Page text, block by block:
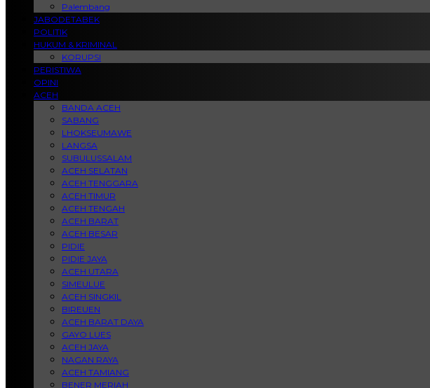
Palembang
JABODETABEK
POLITIK
HUKUM & KRIMINAL
KORUPSI
PERISTIWA
OPINI
ACEH
BANDA ACEH
SABANG
LHOKSEUMAWE
LANGSA
SUBULUSSALAM
ACEH SELATAN
ACEH TENGGARA
ACEH TIMUR
ACEH TENGAH
ACEH BARAT
ACEH BESAR
PIDIE
PIDIE JAYA
ACEH UTARA
SIMEULUE
ACEH SINGKIL
BIREUEN
ACEH BARAT DAYA
GAYO LUES
ACEH JAYA
NAGAN RAYA
ACEH TAMIANG
BENER MERIAH